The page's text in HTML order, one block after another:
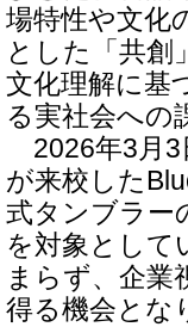
場特性や文化
とした「共創
文化理解に基
る実社会への
2026年3月3
が来校した
式タンブラー
を対象として
まらず、企
得る機会とな